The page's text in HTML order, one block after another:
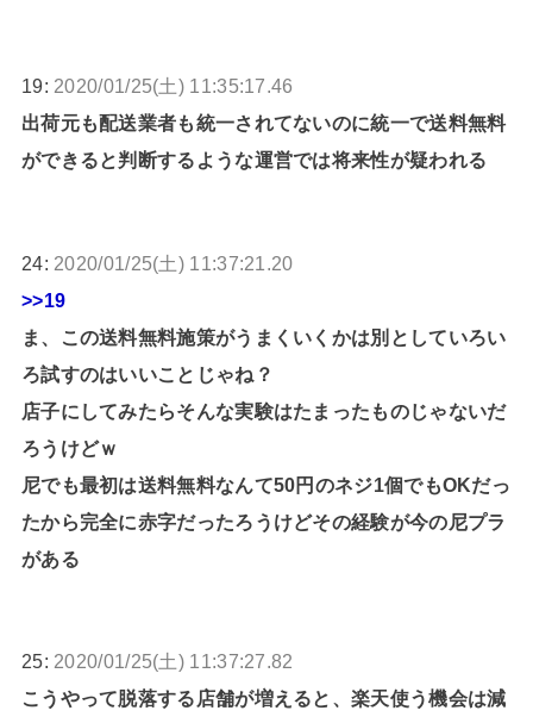
19: 2020/01/25(土) 11:35:17.46
出荷元も配送業者も統一されてないのに統一で送料無料
ができると判断するような運営では将来性が疑われる
24: 2020/01/25(土) 11:37:21.20
>>19
ま、この送料無料施策がうまくいくかは別としていろい
ろ試すのはいいことじゃね？
店子にしてみたらそんな実験はたまったものじゃないだ
ろうけどｗ
尼でも最初は送料無料なんて50円のネジ1個でもOKだっ
たから完全に赤字だったろうけどその経験が今の尼プラ
がある
25: 2020/01/25(土) 11:37:27.82
こうやって脱落する店舗が増えると、楽天使う機会は減